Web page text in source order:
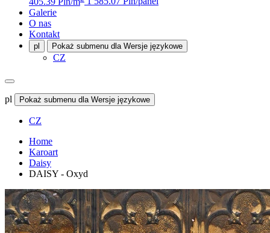
Galerie
O nas
Kontakt
pl Pokaż submenu dla Wersje językowe
CZ
pl Pokaż submenu dla Wersje językowe
CZ
Home
Karoart
Daisy
DAISY - Oxyd